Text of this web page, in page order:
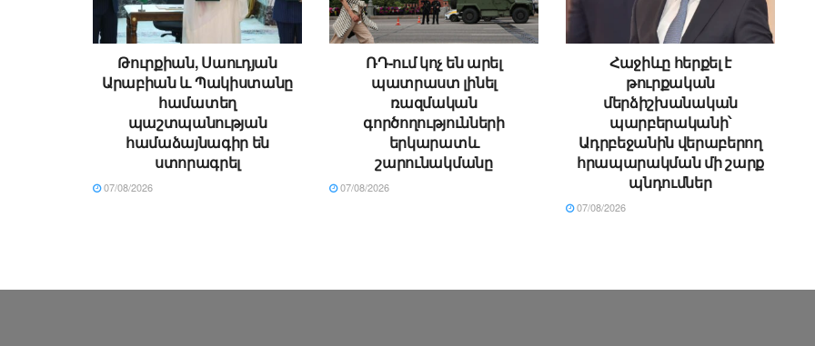
Թուրքիան, Սաուդյան
Արաբիան և Պակիստանը
համատեղ
պաշտպանության
համաձայնագիր են
ստորագրել
07/08/2026
ՌԴ-ում կոչ են արել
պատրաստ լինել
ռազմական
գործողությունների
երկարատև
շարունակմանը
07/08/2026
Հաջիևը հերքել է
թուրքական
մերձիշխանական
պարբերականի՝
Ադրբեջանին վերաբերող
հրապարակման մի շարք
պնդումներ
07/08/2026